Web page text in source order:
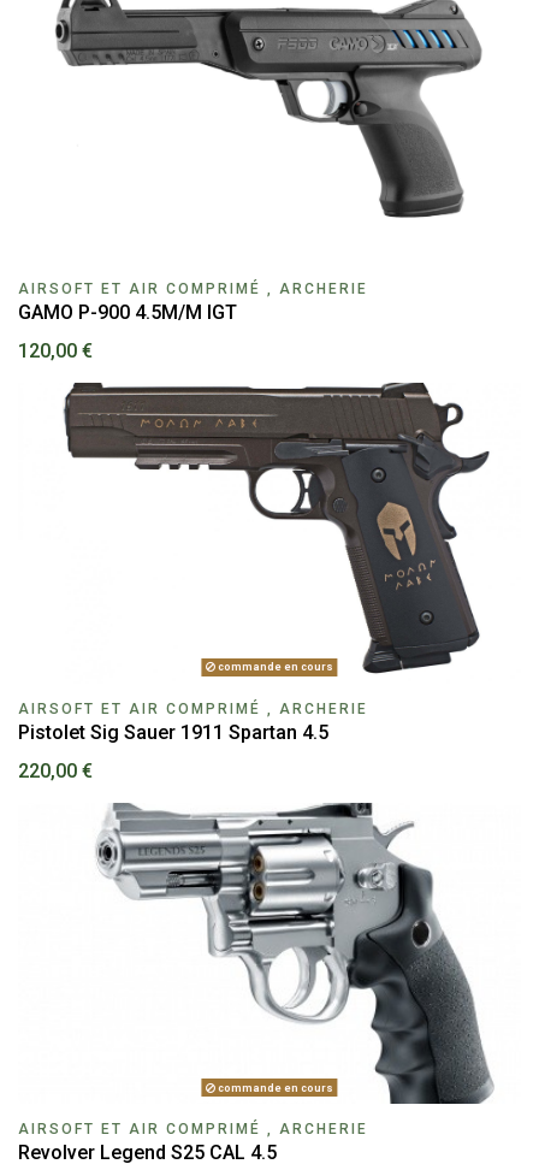
AIRSOFT ET AIR COMPRIMÉ , ARCHERIE
GAMO P-900 4.5M/M IGT
120,00 €
commande en cours
AIRSOFT ET AIR COMPRIMÉ , ARCHERIE
Pistolet Sig Sauer 1911 Spartan 4.5
220,00 €
commande en cours
AIRSOFT ET AIR COMPRIMÉ , ARCHERIE
Revolver Legend S25 CAL 4.5